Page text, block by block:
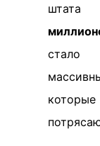
штата
стало